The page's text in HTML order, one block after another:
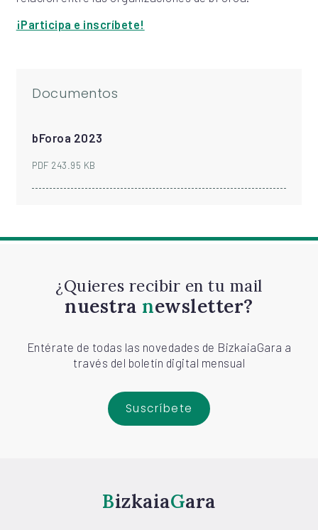
¡Participa e inscríbete!
Documentos
bForoa 2023
PDF 243.95 KB
¿Quieres recibir en tu mail
nuestra newsletter?
Entérate de todas las novedades de BizkaiaGara a
través del boletín digital mensual
Suscríbete
Bizkaia Gara